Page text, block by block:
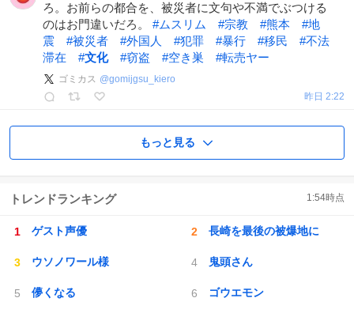
ろ。お前らの都合を、被災者に文句や不満でぶつける
のはお門違いだろ。 #ムスリム #宗教 #熊本 #地
震
#被災者 #外国人 #犯罪 #暴行 #移民 #不法
滞在
#文化 #窃盗 #空き巣 #転売ヤー
ゴミカス @gomijgsu_kiero
昨日 2:22
もっと見る
トレンドランキング 1:54時点
ゲスト声優 長崎を最後の被爆地に
ウソノワール様 鬼頭さん
儚くなる ゴウエモン